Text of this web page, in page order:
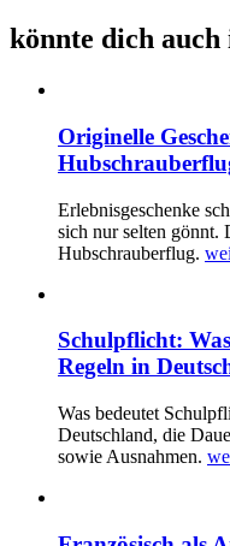
könnte dich auch
Originelle
Erlebnisgeschenke
sich nur selten gönnt.
Hubschrauberflug.
Schulpflicht:
Regeln in
Was bedeutet
Deutschland, die
sowie Ausnahmen.